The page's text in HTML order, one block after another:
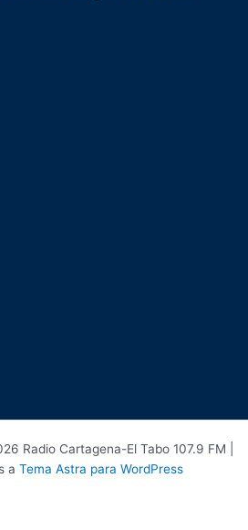
Radio Cartagena-El Tabo 107.9 FM |
a Tema Astra para WordPress